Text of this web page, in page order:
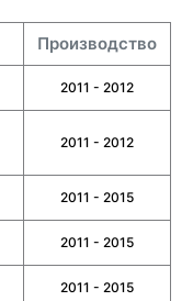
Производство
2011 - 2012
2011 - 2012
2011 - 2015
2011 - 2015
2011 - 2015